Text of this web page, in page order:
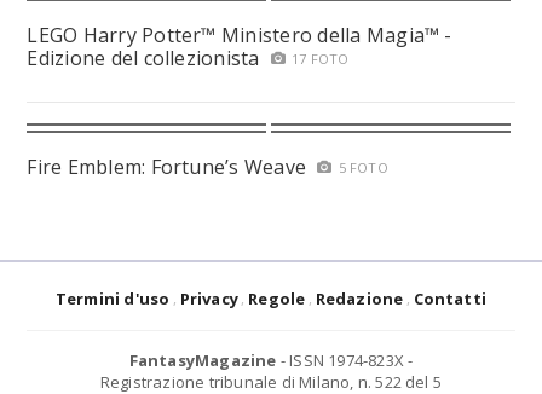
LEGO Harry Potter™ Ministero della Magia™ -
Edizione del collezionista
17 FOTO
Fire Emblem: Fortune’s Weave 5 FOTO
Termini d'uso Privacy Regole Redazione Contatti
FantasyMagazine - ISSN 1974-823X -
Registrazione tribunale di Milano, n. 522 del 5